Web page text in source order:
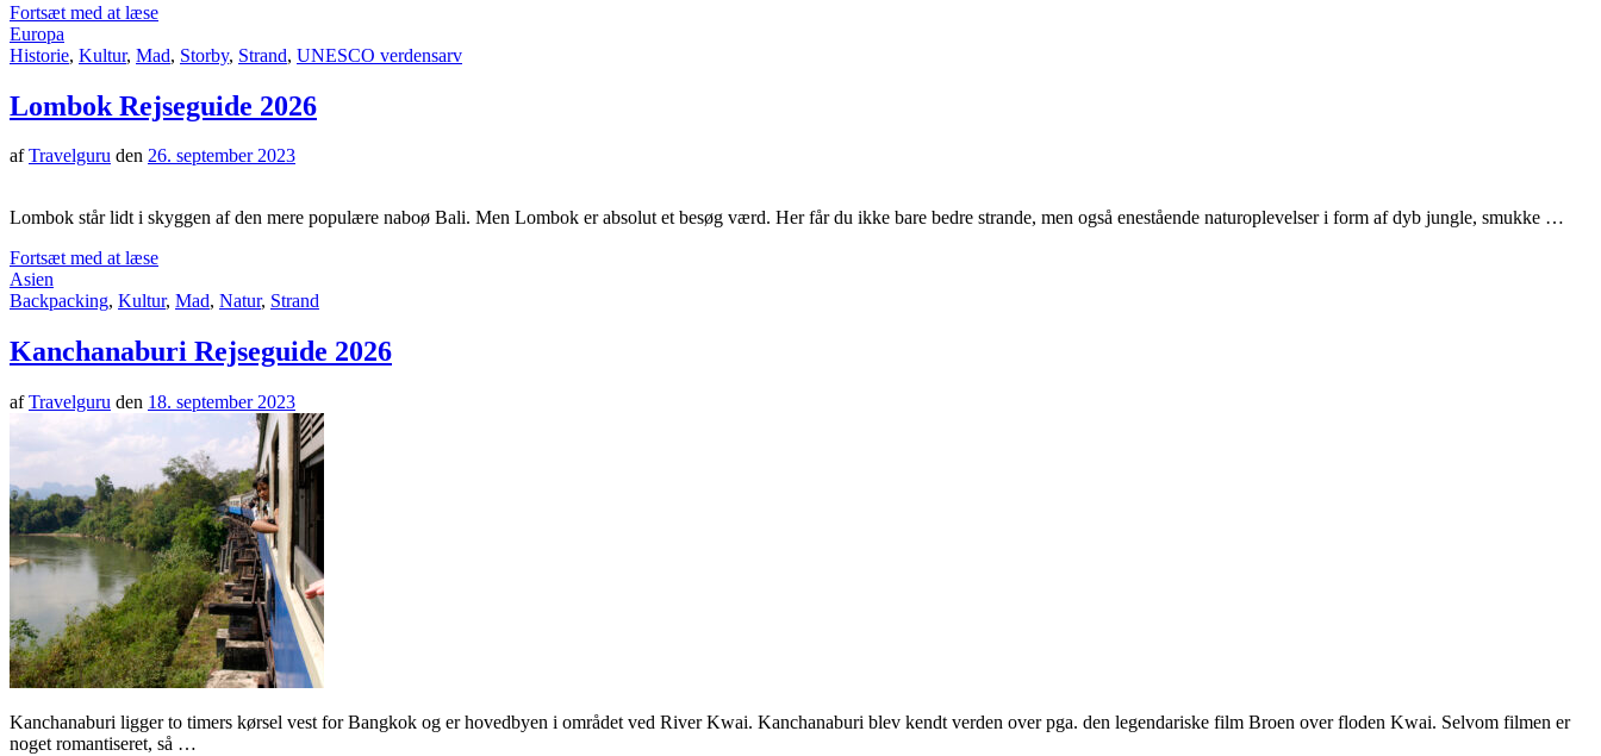
Fortsæt med at læse
Europa
Historie, Kultur, Mad, Storby, Strand, UNESCO verdensarv
Lombok Rejseguide 2026
afTravelguru den 26. september 2023
Lombok står lidt i skyggen af den mere populære naboø Bali. Men Lombok er absolut et besøg værd. Her får du ikke bare bedre strande, men også enestående naturoplevelser i form af dyb jungle, smukke …
Fortsæt med at læse
Asien
Backpacking, Kultur, Mad, Natur, Strand
Kanchanaburi Rejseguide 2026
afTravelguru den 18. september 2023
Kanchanaburi ligger to timers kørsel vest for Bangkok og er hovedbyen i området ved River Kwai. Kanchanaburi blev kendt verden over pga. den legendariske film Broen over floden Kwai. Selvom filmen er
noget romantiseret, så …